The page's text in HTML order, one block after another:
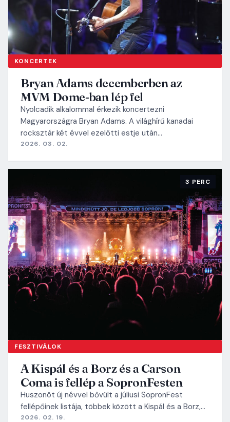
KONCERTEK
Bryan Adams decemberben az
MVM Dome-ban lép fel
Nyolcadik alkalommal érkezik koncertezni
Magyarországra Bryan Adams. A világhírű kanadai
rocksztár két évvel ezelőtti estje után…
2026. 03. 02.
FESZTIVÁLOK
3 PERC
A Kispál és a Borz és a Carson
Coma is fellép a SopronFesten
Huszonöt új névvel bővült a júliusi SopronFest
fellépőinek listája, többek között a Kispál és a Borz,…
2026. 02. 19.